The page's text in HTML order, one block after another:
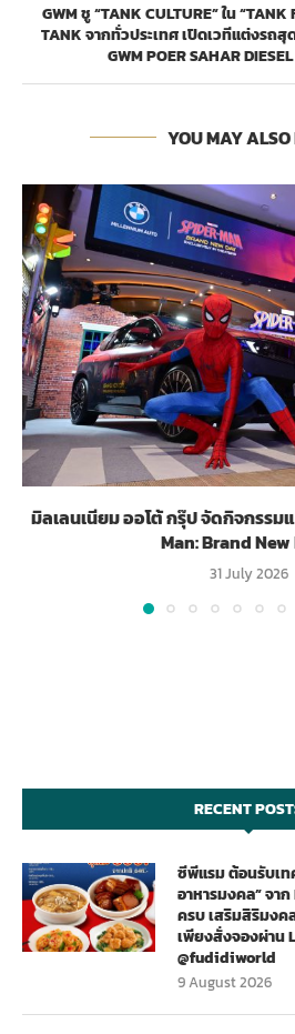
GWM ชู “TANK CULTURE” ใน
TANK จากทั่วประเทศ เปิดเวทีแต่งรถ
GWM POER SAHAR
YOU MAY ALSO
มิลเลนเนียม ออโต้ กรุ๊ป จัดกิจกรร
Man: Brand New
31 July 2026
RECENT
ซีพีแรม ต้อนรับเท
อาหารมงคล” จา
ครบ เสริมสิริมงค
เพียงสั่งจองผ่าน
@fudidiworld
9 August 2026